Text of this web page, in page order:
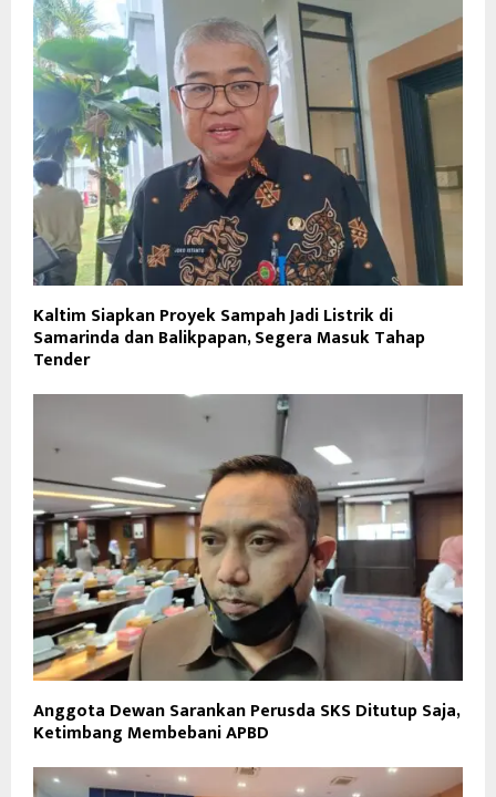
Kaltim Siapkan Proyek Sampah Jadi Listrik di
Samarinda dan Balikpapan, Segera Masuk Tahap
Tender
Anggota Dewan Sarankan Perusda SKS Ditutup Saja,
Ketimbang Membebani APBD